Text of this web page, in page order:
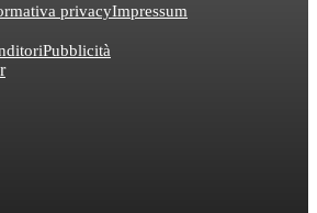
privacyImpressum
Pubblicità